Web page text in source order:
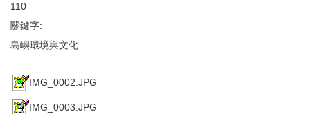
110
關鍵字:
島嶼環境與文化
IMG_0002.JPG
IMG_0003.JPG